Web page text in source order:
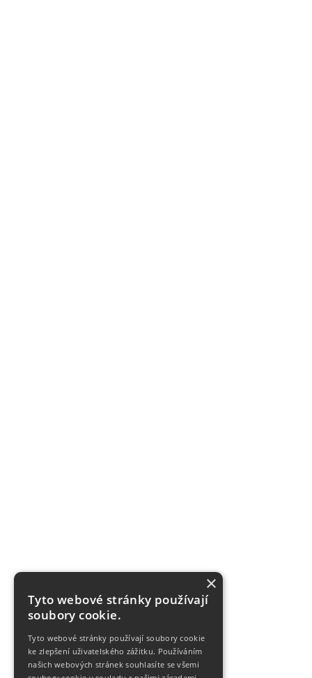
×
Tyto webové stránky používají
soubory cookie.
Tyto webové stránky používají soubory cookie
ke zlepšení uživatelského zážitku. Používáním
našich webových stránek souhlasíte se všemi